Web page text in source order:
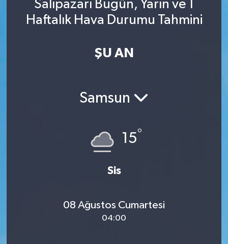
Salıpazarı Bugün, Yarın ve 1
Haftalık Hava Durumu Tahmini
ŞU AN
Samsun
15°
Sis
08 Ağustos Cumartesi
04:00